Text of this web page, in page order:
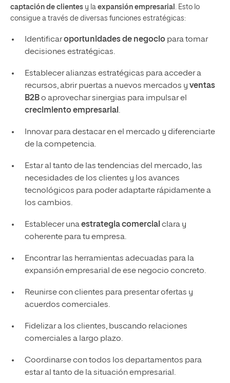
captación de clientes y la expansión empresarial
. Esto lo
consigue a través de diversas funciones estratégicas:
Identificaroportunidades de negociopara tomar
decisiones estratégicas.
Establecer alianzas estratégicas para acceder a
recursos, abrir puertas a nuevos mercados y ventas
B2Bo aprovechar sinergias para impulsar el
crecimiento empresarial .
Innovar para destacar en el mercado y diferenciarte
de la competencia.
Estar al tanto de las tendencias del mercado, las
necesidades de los clientes y los avances
tecnológicos para poder adaptarte rápidamente a
los cambios.
Establecer unaestrategia comercial clara y
coherente para tu empresa.
Encontrar las herramientas adecuadas para la
expansión empresarial de ese negocio concreto.
Reunirse con clientes para presentar ofertas y
acuerdos comerciales.
Fidelizar a los clientes, buscando relaciones
comerciales a largo plazo.
Coordinarse con todos los departamentos para
estar al tanto de la situación empresarial.